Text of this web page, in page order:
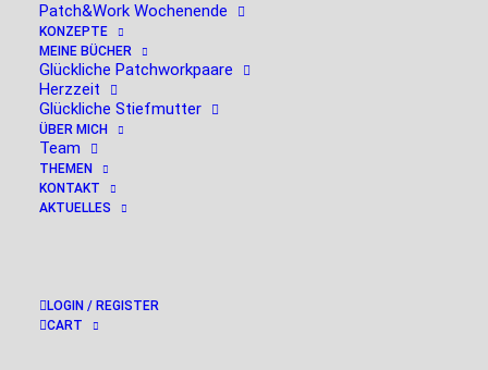
Patch&Work Wochenende
KONZEPTE
MEINE BÜCHER
Glückliche Patchworkpaare
Herzzeit
Glückliche Stiefmutter
ÜBER MICH
Team
THEMEN
KONTAKT
AKTUELLES
LOGIN / REGISTER
CART